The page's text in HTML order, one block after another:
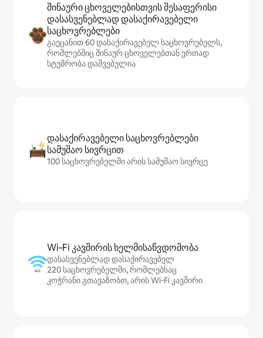
შინაური ცხოველებისთვის შესაფერისი
დასასვენებლად დასაქირავებელი
საცხოვრებლები
გაეცანით 60 დასაქირავებელ საცხოვრებელს,
რომლებშიც შინაურ ცხოველებთან ერთად
სტუმრობა დაშვებულია
დასაქირავებელი საცხოვრებლები
სამუშაო სივრცით
100 საცხოვრებელში არის სამუშაო სივრცე
Wi‑Fi კავშირის ხელმისაწვდომობა
დასასვენებლად დასაქირავებელ
220 საცხოვრებელში, რომლებსაც
კოჭრანი გთავაზობთ, არის Wi‑Fi კავშირი